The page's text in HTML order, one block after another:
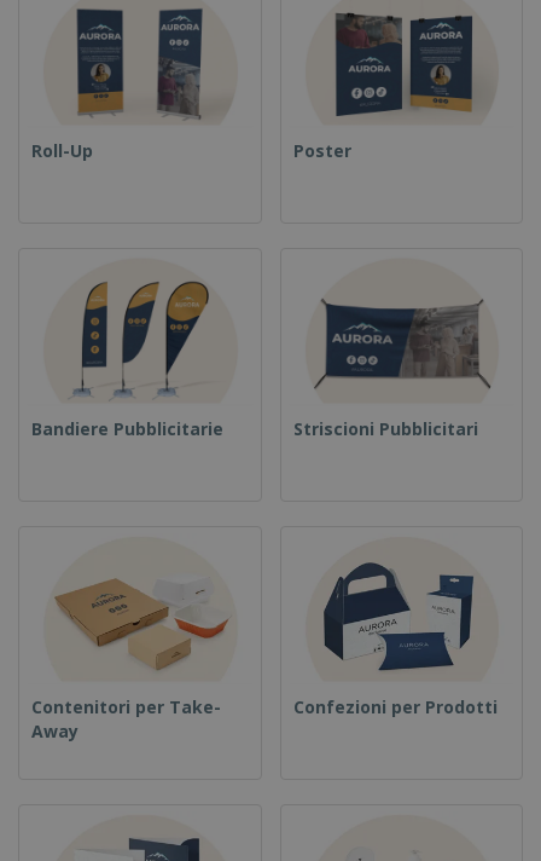
Roll-Up Poster
Bandiere Pubblicitarie Striscioni Pubblicitari
Contenitori per Take-
Away
Confezioni per Prodotti